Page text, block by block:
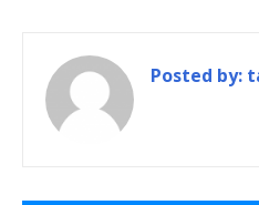
Posted by: